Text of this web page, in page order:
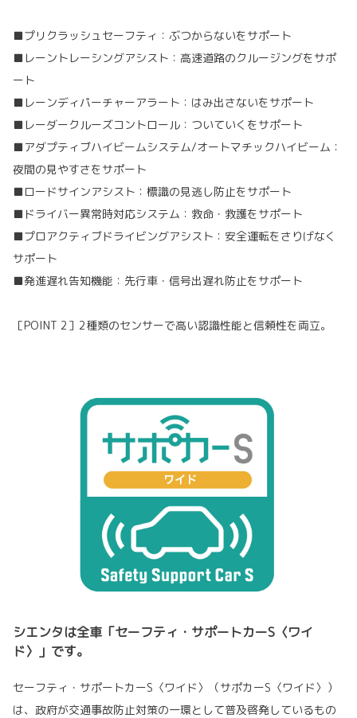
■プリクラッシュセーフティ：ぶつからないをサポート
■レーントレーシングアシスト：高速道路のクルージングをサポ
ート
■レーンディパーチャーアラート：はみ出さないをサポート
■レーダークルーズコントロール：ついていくをサポート
■アダプティブハイビームシステム/オートマチックハイビーム：
夜間の見やすさをサポート
■ロードサインアシスト：標識の見逃し防止をサポート
■ドライバー異常時対応システム：救命・救護をサポート
■プロアクティブドライビングアシスト：安全運転をさりげなく
サポート
■発進遅れ告知機能：先行車・信号出遅れ防止をサポート
［POINT 2］2種類のセンサーで高い認識性能と信頼性を両立。
シエンタは全車「セーフティ・サポートカーS〈ワイ
ド〉」です。
セーフティ・サポートカーS〈ワイド〉（サポカーS〈ワイド〉）
は、政府が交通事故防止対策の一環として普及啓発しているもの